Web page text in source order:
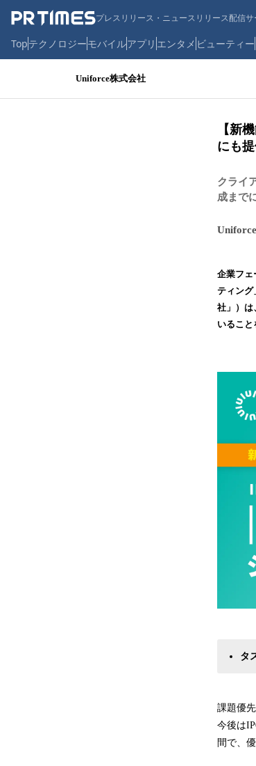
プレスリリース・ニュースリリース配信サ
Topテクノロジーモバイルアプリ エンタメ ビューティー
Uniforce株式会社
【新
にも
クライ
成まで
企業フェ
ティング
社」）は
いること
タ
課題優
今後は
間で、